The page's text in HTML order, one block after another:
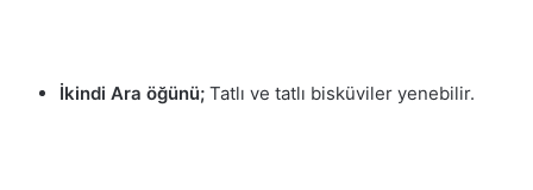
İkindi Ara öğünü; Tatlı ve tatlı bisküviler yenebilir.